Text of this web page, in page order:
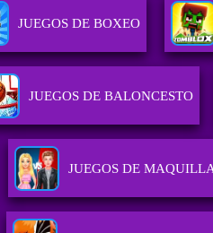
JUEGOS DE BOXEO
JUEGOS DE BALONCESTO
JUEGOS DE